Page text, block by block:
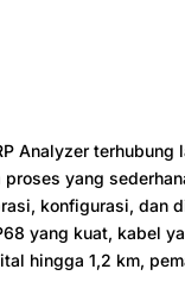
Analyzer
yang
konfigurasi, dan
yang kuat, kabel
hingga 1,2 km,